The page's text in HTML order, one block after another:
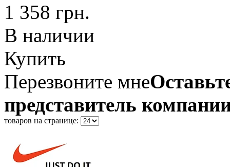
1 358 грн.
В наличии
Купить
Перезвоните мне
представитель
товаров на странице: